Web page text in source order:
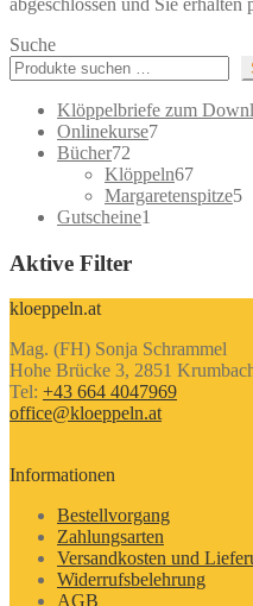
Suche
Klöppelbriefe zum
Onlinekurse77
Bücher72
Produkte
Klöppeln6767
Produkte
Margaretenspitze55
Gutscheine1
Aktive Filter
kloeppeln.at
Mag. (FH) Sonja Schrammel
Hohe Brücke 3, 2851
Tel: +43 664 4047969
office@kloeppeln.at
Informationen
Bestellvorgang
Zahlungsarten
Versandkosten und
Widerrufsbelehrung
AGB